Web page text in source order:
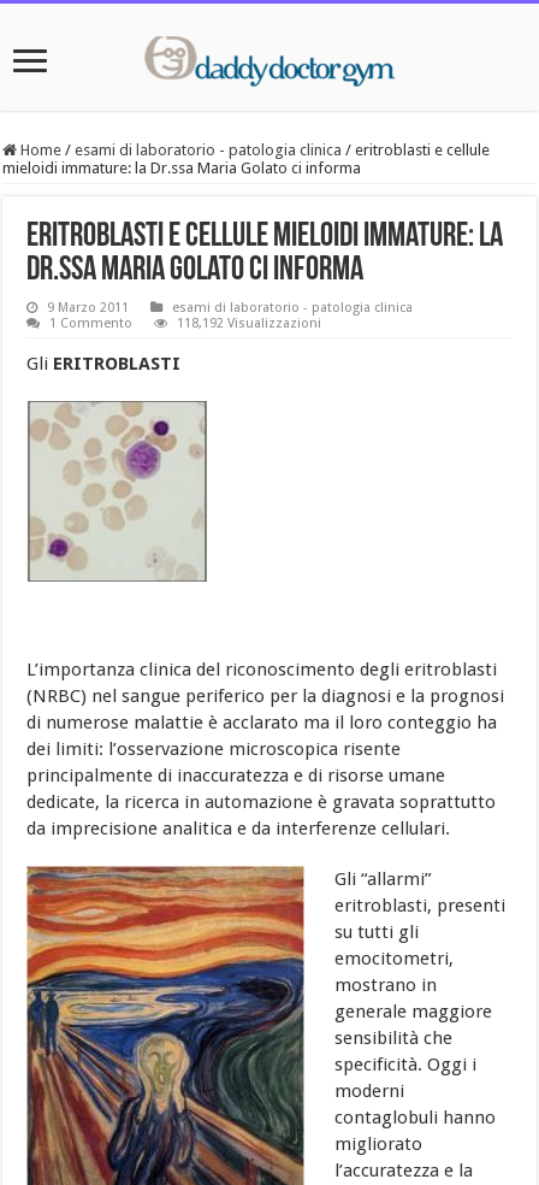
Home / esami di laboratorio - patologia clinica / eritroblasti e cellule
mieloidi immature: la Dr.ssa Maria Golato ci informa
eritroblasti e cellule mieloidi immature: la
Dr.ssa Maria Golato ci informa
9 Marzo 2011
esami di laboratorio - patologia clinica
1 Commento
118,192 Visualizzazioni
Gli ERITROBLASTI
L’importanza clinica del riconoscimento degli eritroblasti
(NRBC) nel sangue periferico per la diagnosi e la prognosi
di numerose malattie è acclarato ma il loro conteggio ha
dei limiti: l’osservazione microscopica risente
principalmente di inaccuratezza e di risorse umane
dedicate, la ricerca in automazione è gravata soprattutto
da imprecisione analitica e da interferenze cellulari.
Gli “allarmi”
eritroblasti, presenti
su tutti gli
emocitometri,
mostrano in
generale maggiore
sensibilità che
specificità. Oggi i
moderni
contaglobuli hanno
migliorato
l’accuratezza e la